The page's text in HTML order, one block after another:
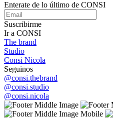
Enterate de lo último de CONSI
Suscribirme
Ir a CONSI
The brand
Studio
Consi Nicola
Seguinos
@consi.thebrand
@consi.studio
@consi.nicola